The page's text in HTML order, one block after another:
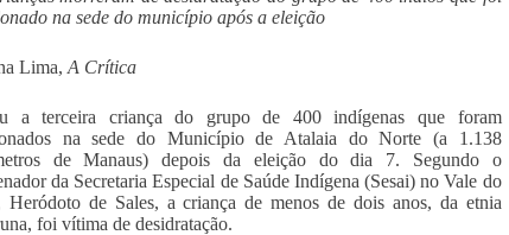
na sede do município após a eleição
Lima, A Crítica
a terceira criança do grupo de 400 indígenas que foram
na sede do Município de Atalaia do Norte (a 1.138
de Manaus) depois da eleição do dia 7. Segundo o
da Secretaria Especial de Saúde Indígena (Sesai) no Vale do
Heródoto de Sales, a criança de menos de dois anos, da etnia
foi vítima de desidratação.